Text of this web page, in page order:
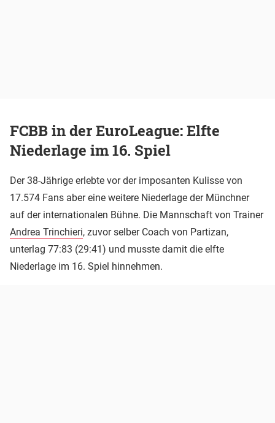
FCBB in der EuroLeague: Elfte
Niederlage im 16. Spiel
Der 38-Jährige erlebte vor der imposanten Kulisse von
17.574 Fans aber eine weitere Niederlage der Münchner
auf der internationalen Bühne. Die Mannschaft von Trainer
Andrea Trinchieri, zuvor selber Coach von Partizan,
unterlag 77:83 (29:41) und musste damit die elfte
Niederlage im 16. Spiel hinnehmen.